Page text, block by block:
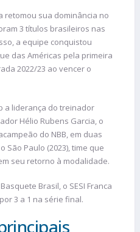
retomou sua dominância no
3 títulos brasileiros nas
a equipe conquistou
das Américas pela primeira
2022/23 ao vencer o
a liderança do treinador
Hélio Rubens Garcia, o
do NBB, em duas
São Paulo (2023), time que
seu retorno à modalidade.
Brasil, o SESI Franca
3 a 1 na série final.